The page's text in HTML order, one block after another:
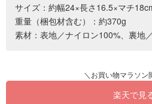
サイズ：約幅24×長さ16.5×マチ
重量（梱包材含む）：約370g
素材：表地／ナイロン100%、裏地
楽天で見